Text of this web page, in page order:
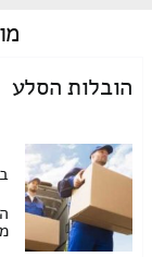
הובלות הסלע